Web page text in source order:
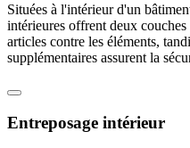
Situées à l'intérieur d'un
intérieures offrent deux
articles contre les éléments,
supplémentaires assurent la
Entreposage intérieur